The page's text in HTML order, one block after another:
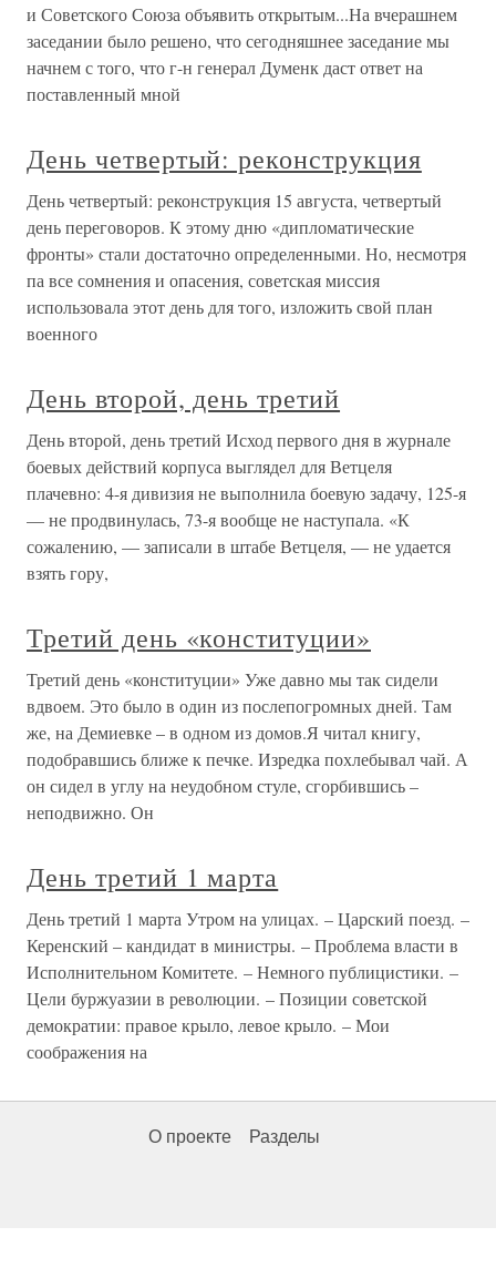
и Советского Союза объявить открытым...На вчерашнем
заседании было решено, что сегодняшнее заседание мы
начнем с того, что г-н генерал Думенк даст ответ на
поставленный мной
День четвертый: реконструкция
День четвертый: реконструкция 15 августа, четвертый
день переговоров. К этому дню «дипломатические
фронты» стали достаточно определенными. Но, несмотря
па все сомнения и опасения, советская миссия
использовала этот день для того, изложить свой план
военного
День второй, день третий
День второй, день третий Исход первого дня в журнале
боевых действий корпуса выглядел для Ветцеля
плачевно: 4-я дивизия не выполнила боевую задачу, 125-я
— не продвинулась, 73-я вообще не наступала. «К
сожалению, — записали в штабе Ветцеля, — не удается
взять гору,
Третий день «конституции»
Третий день «конституции» Уже давно мы так сидели
вдвоем. Это было в один из послепогромных дней. Там
же, на Демиевке – в одном из домов.Я читал книгу,
подобравшись ближе к печке. Изредка похлебывал чай. А
он сидел в углу на неудобном стуле, сгорбившись –
неподвижно. Он
День третий 1 марта
День третий 1 марта Утром на улицах. – Царский поезд. –
Керенский – кандидат в министры. – Проблема власти в
Исполнительном Комитете. – Немного публицистики. –
Цели буржуазии в революции. – Позиции советской
демократии: правое крыло, левое крыло. – Мои
соображения на
О проекте Разделы